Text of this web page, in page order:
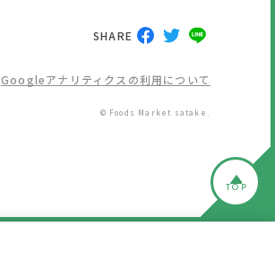
SHARE
Googleアナリティクスの利用について
© Foods Market satake.
TOP